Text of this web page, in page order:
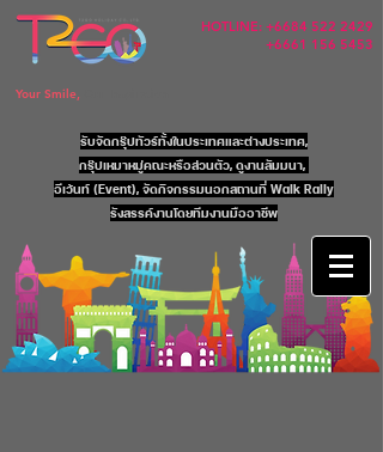
HOTLINE: +6684 522 2429
+6661 156 5453
Your Smile,
รับจัดกรุ๊ปทัวร์ทั้งในประเทศและต่างประเทศ,
กรุ๊ปเหมาหมู่คณะหรือส่วนตัว, ดูงานสัมมนา,
อีเว้นท์ (Event), จัดกิจกรรมนอกสถานที่ Walk Rally
รังสรรค์งานโดยทีมงานมืออาชีพ